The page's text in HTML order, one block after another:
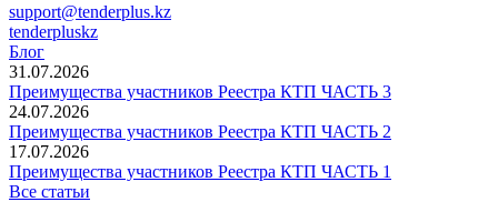
support@tenderplus.kz
tenderpluskz
Блог
31.07.2026
Преимущества участников Реестра КТП ЧАСТЬ 3
24.07.2026
Преимущества участников Реестра КТП ЧАСТЬ 2
17.07.2026
Преимущества участников Реестра КТП ЧАСТЬ 1
Все статьи